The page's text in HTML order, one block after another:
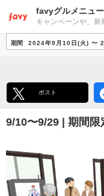
favyグルメニュ
キャンペーンや、新
期間 2024年9月10日(火) 〜
ポスト
9/10〜9/29 | 期間限